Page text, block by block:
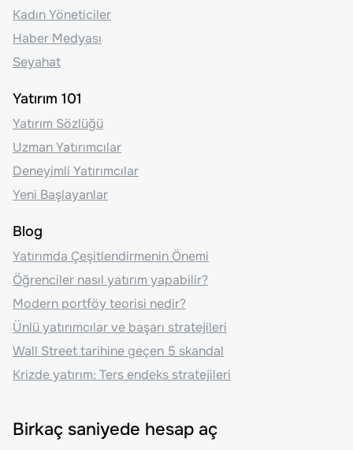
Kadın Yöneticiler
Haber Medyası
Seyahat
Yatırım 101
Yatırım Sözlüğü
Uzman Yatırımcılar
Deneyimli Yatırımcılar
Yeni Başlayanlar
Blog
Yatırımda Çeşitlendirmenin Önemi
Öğrenciler nasıl yatırım yapabilir?
Modern portföy teorisi nedir?
Ünlü yatırımcılar ve başarı stratejileri
Wall Street tarihine geçen 5 skandal
Krizde yatırım: Ters endeks stratejileri
Birkaç saniyede hesap aç